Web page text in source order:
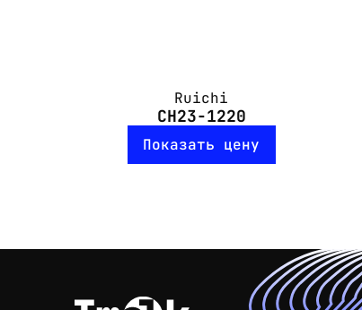
Ruichi
CH23-1220
Показать цену